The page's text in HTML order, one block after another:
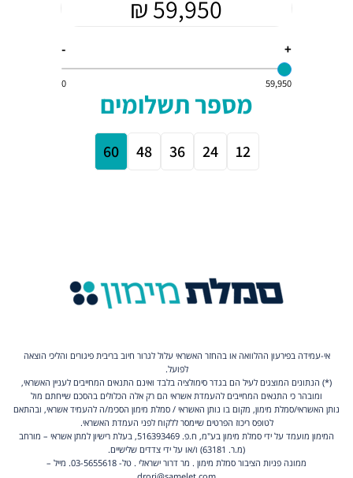
אי-עמידה בפירעון ההלוואה או בהחזר האשראי עלול לגרור חיוב בריבית פיגורים והליכי הוצאה
לפועל.
(*) הנתונים המוצגים לעיל הם בגדר סימולציה בלבד ואינם התנאים המחייבים לעניין האשראי,
ומובהר כי התנאים המחייבים להעמדת אשראי הם רק אלה הכלולים בהסכם שייחתם מול
נותן האשראי/סמלת מימון, מקום בו נותן האשראי / סמלת מימון הסכימ/ה להעמיד אשראי, ובהתאם
לטופס ריכוז הפרטים שיימסר ללקוח לפני העמדת האשראי.
המימון מועמד על ידי סמלת מימון בע"מ, ח.פ. 516393469, בעלת רישיון למתן אשראי – מורחב
(מ.ר. 63181) ו/או על ידי צדדים שלישיים.
ממונה פניות הציבור סמלת מימון . מר דרור ישראלי . טל- 03-5655618. מייל –